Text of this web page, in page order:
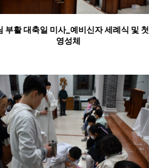
부활 대축일 미사_예비신자 세례식 및 첫
영성체